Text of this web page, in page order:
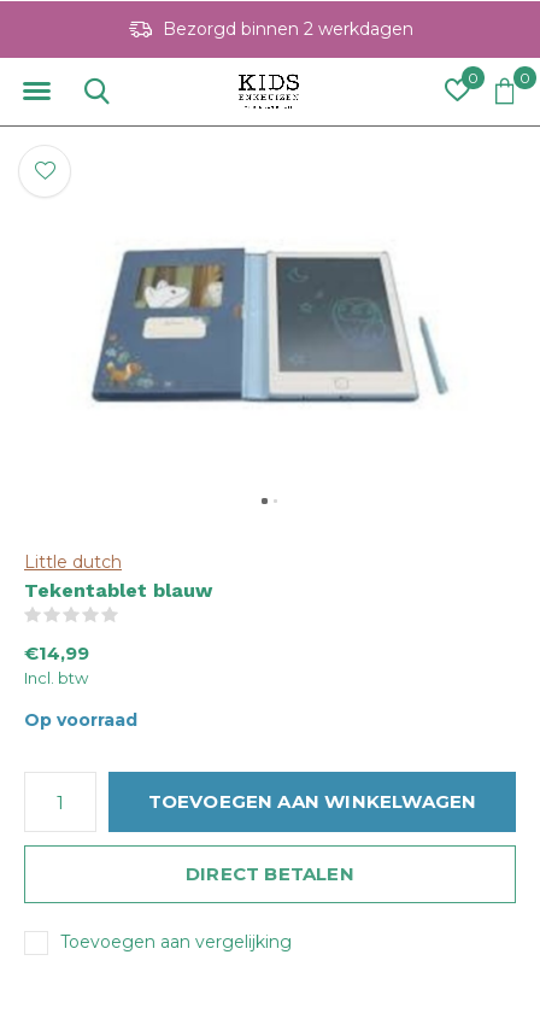
0 0
Bezorgd binnen 2 werkdagen
Little dutch
Tekentablet blauw
€14,99
Incl. btw
Op voorraad
TOEVOEGEN AAN WINKELWAGEN
DIRECT BETALEN
Toevoegen aan vergelijking